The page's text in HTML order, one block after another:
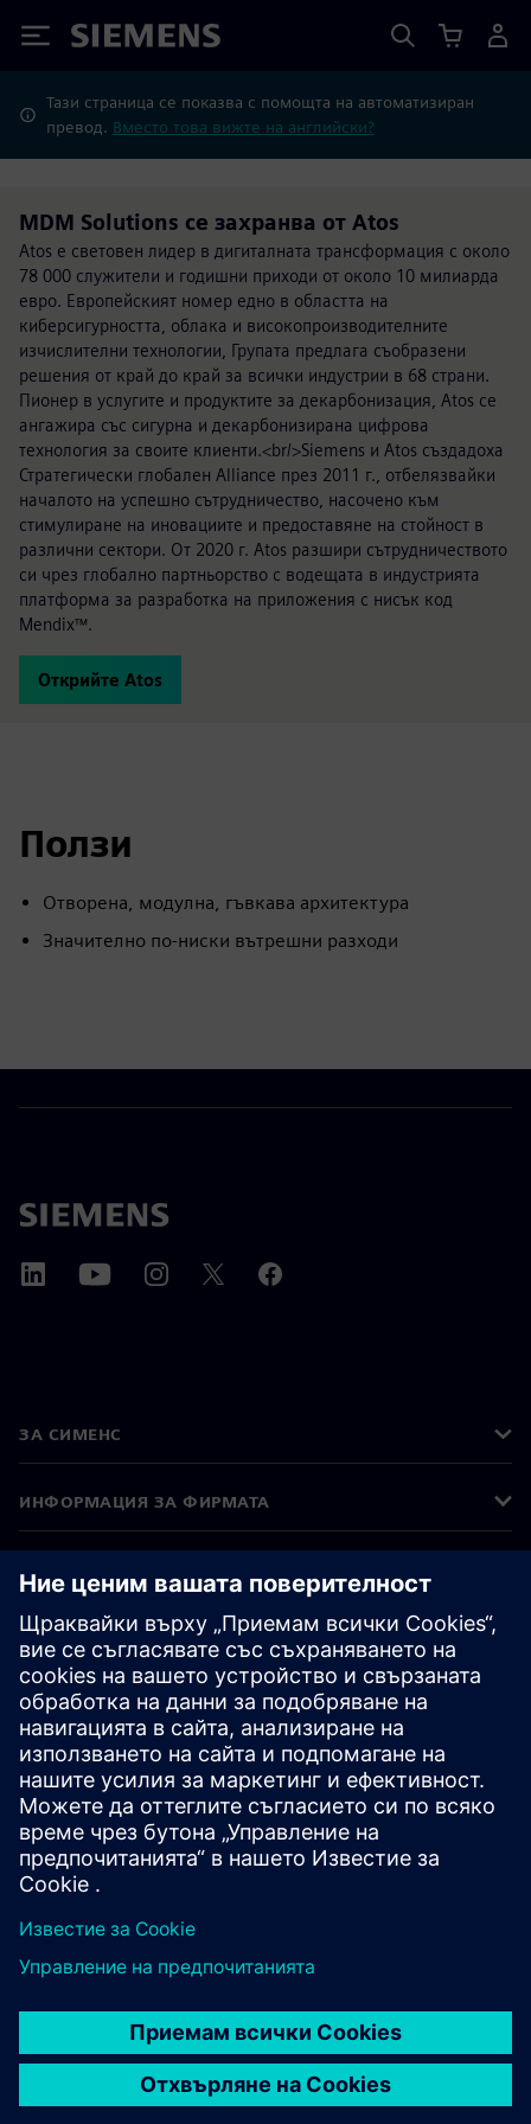
Siemens
Тази страница се показва с помощта на автоматизиран
превод. Вместо това вижте на английски?
MDM Solutions се захранва от Atos
Atos е световен лидер в дигиталната трансформация с около
78 000 служители и годишни приходи от около 10 милиарда
евро. Европейският номер едно в областта на
киберсигурността, облака и високопроизводителните
изчислителни технологии, Групата предлага съобразени
решения от край до край за всички индустрии в 68 страни.
Пионер в услугите и продуктите за декарбонизация, Atos се
ангажира със сигурна и декарбонизирана цифрова
технология за своите клиенти.<br/>Siemens и Atos създадоха
Стратегически глобален Alliance през 2011 г., отбелязвайки
началото на успешно сътрудничество, насочено към
стимулиране на иновациите и предоставяне на стойност в
различни сектори. От 2020 г. Atos разшири сътрудничеството
си чрез глобално партньорство с водещата в индустрията
платформа за разработка на приложения с нисък код
Mendix™.
Открийте Atos
Ползи
Отворена, модулна, гъвкава архитектура
Значително по-ниски вътрешни разходи
ЗА СИМЕНС
ИНФОРМАЦИЯ ЗА ФИРМАТА
КАРИЕРИ
©Siemens2026
Корпоративна информация
Известие за поверителност
Условия за ползване
Цифров идентификатор
Показване на нередности